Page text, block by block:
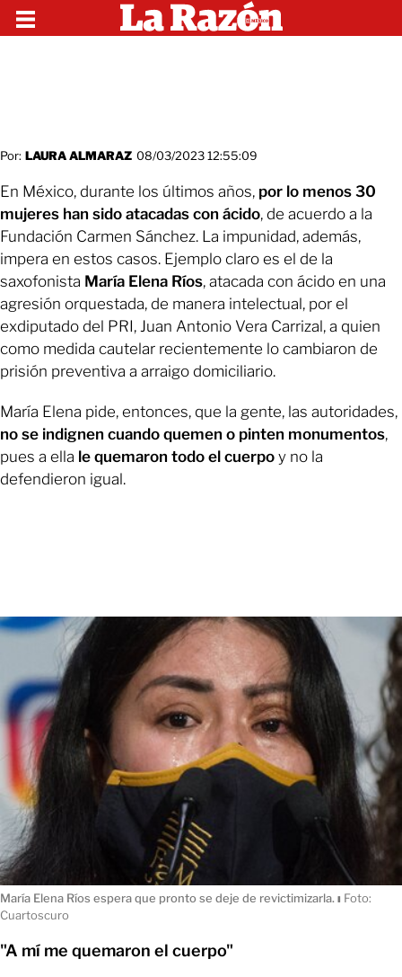
Por: LAURA ALMARAZ 08/03/2023 12:55:09
En México, durante los últimos años, por lo menos 30
mujeres han sido atacadas con ácido, de acuerdo a la
Fundación Carmen Sánchez. La impunidad, además,
impera en estos casos. Ejemplo claro es el de la
saxofonista María Elena Ríos, atacada con ácido en una
agresión orquestada, de manera intelectual, por el
exdiputado del PRI, Juan Antonio Vera Carrizal, a quien
como medida cautelar recientemente lo cambiaron de
prisión preventiva a arraigo domiciliario.
María Elena pide, entonces, que la gente, las autoridades,
no se indignen cuando quemen o pinten monumentos,
pues a ella le quemaron todo el cuerpo y no la
defendieron igual.
María Elena Ríos espera que pronto se deje de revictimizarla. ı Foto:
Cuartoscuro
"A mí me quemaron el cuerpo"